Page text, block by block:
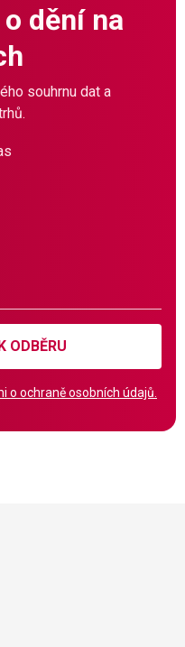
dění na
souhrnu dat a
ODBĚRU
o ochraně osobních údajů.